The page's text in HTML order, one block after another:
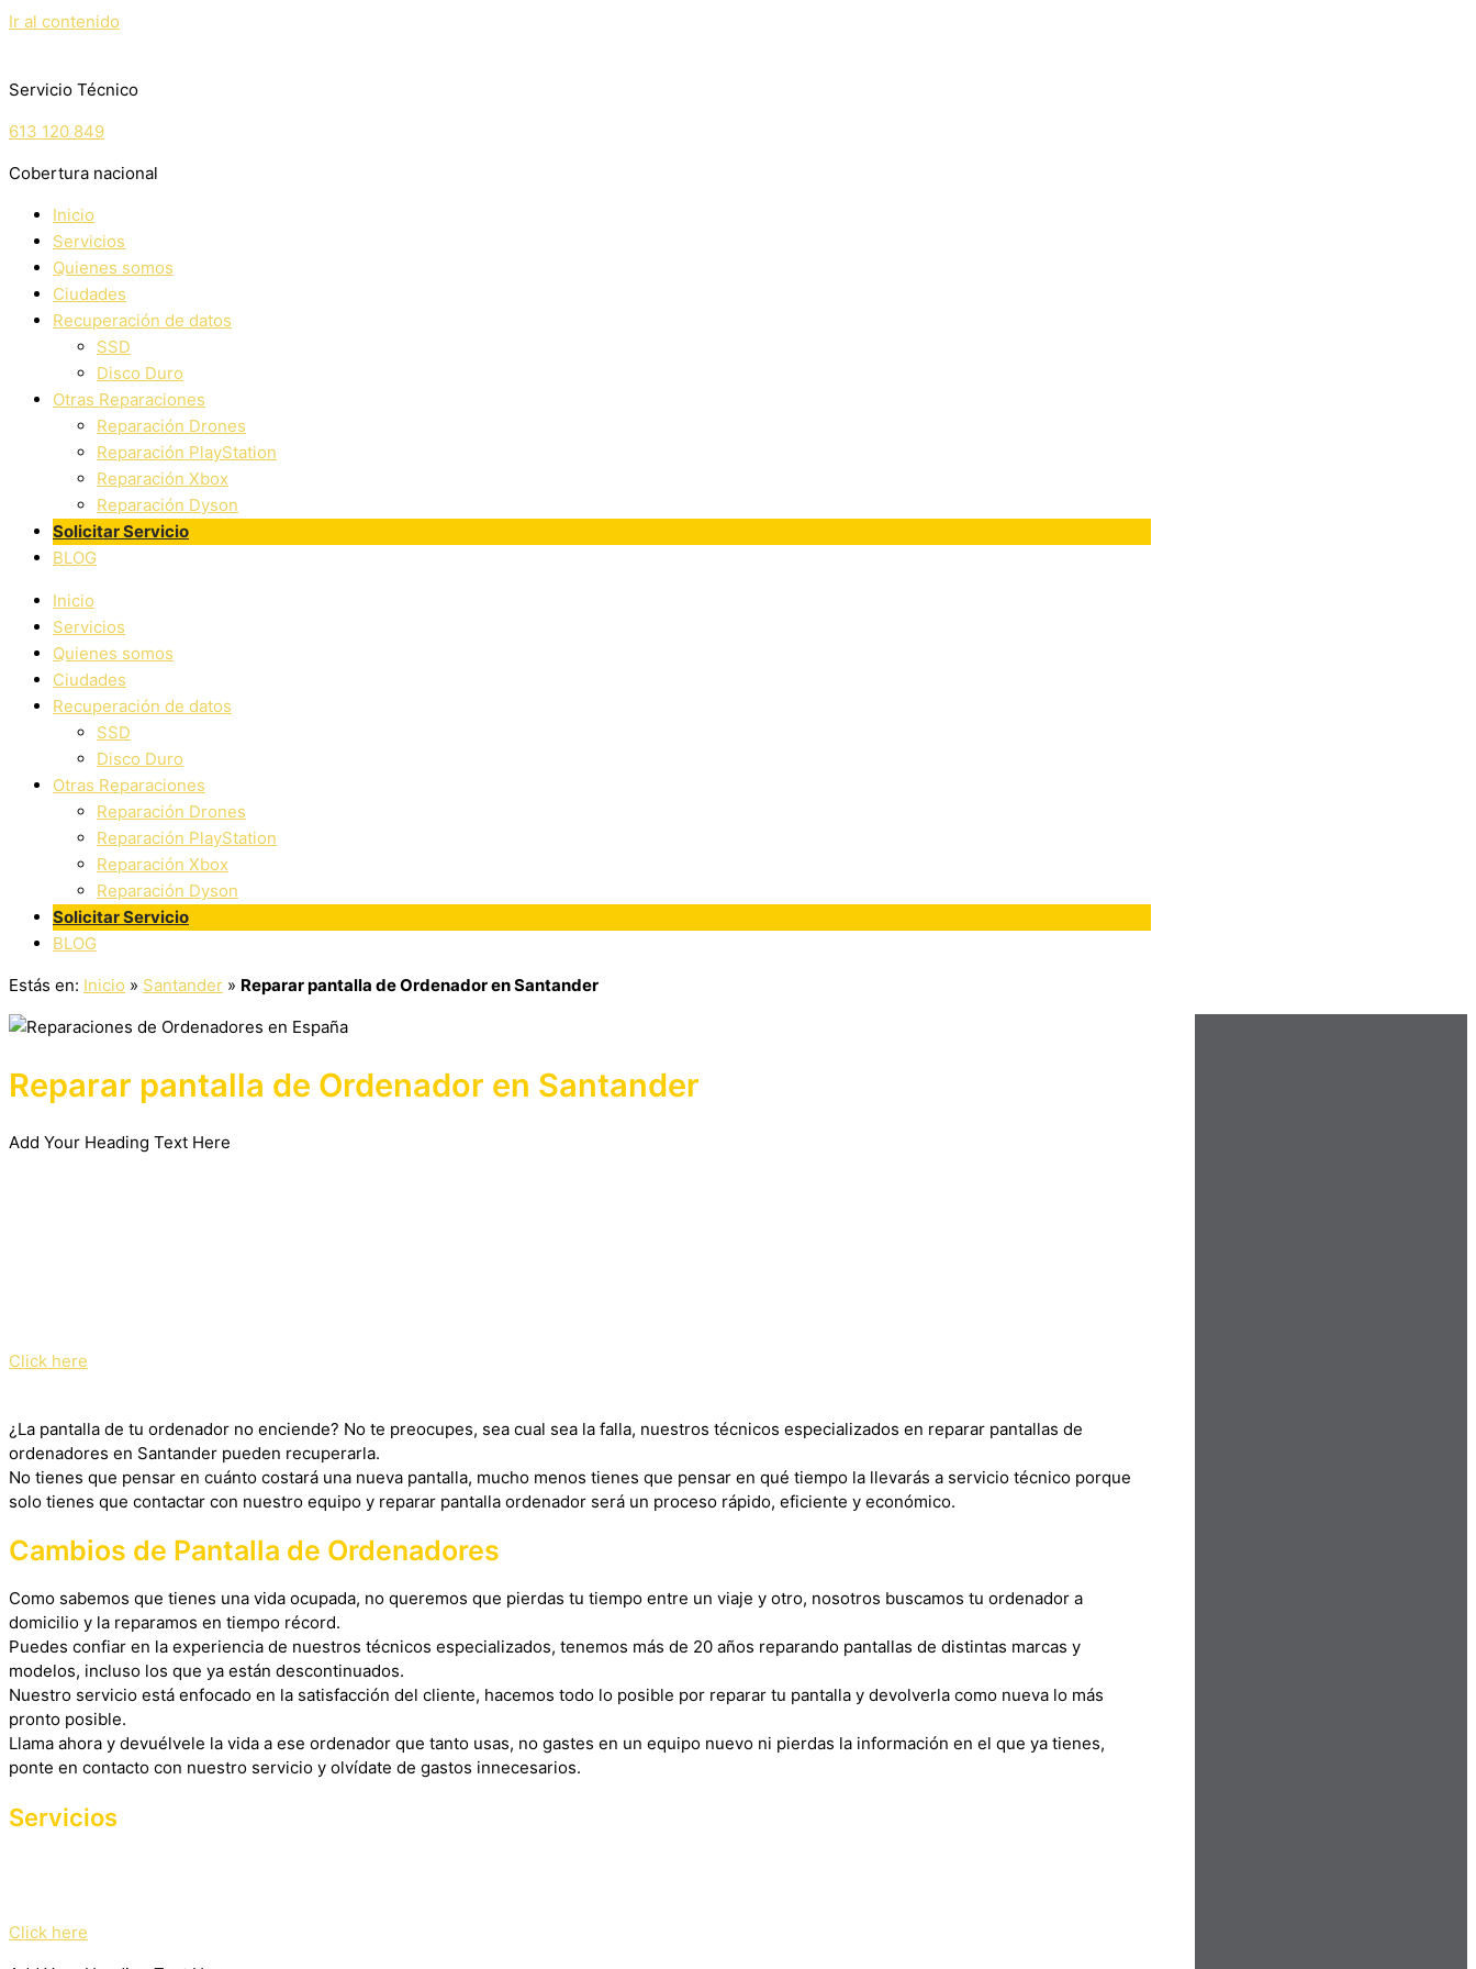
Ir al contenido
Servicio Técnico
613 120 849
Cobertura nacional
Inicio
Servicios
Quienes somos
Ciudades
Recuperación de datos
SSD
Disco Duro
Otras Reparaciones
Reparación Drones
Reparación PlayStation
Reparación Xbox
Reparación Dyson
Solicitar Servicio
BLOG
Inicio
Servicios
Quienes somos
Ciudades
Recuperación de datos
SSD
Disco Duro
Otras Reparaciones
Reparación Drones
Reparación PlayStation
Reparación Xbox
Reparación Dyson
Solicitar Servicio
BLOG
Estás en: Inicio » Santander » Reparar pantalla de Ordenador en Santander
Reparar pantalla de Ordenador en Santander
Add Your Heading Text Here
Click here
¿La pantalla de tu ordenador no enciende? No te preocupes, sea cual sea la falla, nuestros técnicos especializados en reparar pantallas de
ordenadores en Santander pueden recuperarla.
No tienes que pensar en cuánto costará una nueva pantalla, mucho menos tienes que pensar en qué tiempo la llevarás a servicio técnico porque
solo tienes que contactar con nuestro equipo y reparar pantalla ordenador será un proceso rápido, eficiente y económico.
Cambios de Pantalla de Ordenadores
Como sabemos que tienes una vida ocupada, no queremos que pierdas tu tiempo entre un viaje y otro, nosotros buscamos tu ordenador a
domicilio y la reparamos en tiempo récord.
Puedes confiar en la experiencia de nuestros técnicos especializados, tenemos más de 20 años reparando pantallas de distintas marcas y
modelos, incluso los que ya están descontinuados.
Nuestro servicio está enfocado en la satisfacción del cliente, hacemos todo lo posible por reparar tu pantalla y devolverla como nueva lo más
pronto posible.
Llama ahora y devuélvele la vida a ese ordenador que tanto usas, no gastes en un equipo nuevo ni pierdas la información en el que ya tienes,
ponte en contacto con nuestro servicio y olvídate de gastos innecesarios.
Servicios
Click here